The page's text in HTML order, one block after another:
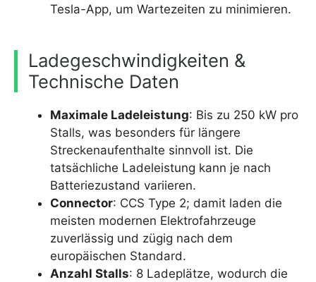
Tesla-App, um Wartezeiten zu minimieren.
Ladegeschwindigkeiten &
Technische Daten
Maximale Ladeleistung: Bis zu 250 kW pro
Stalls, was besonders für längere
Streckenaufenthalte sinnvoll ist. Die
tatsächliche Ladeleistung kann je nach
Batteriezustand variieren.
Connector: CCS Type 2; damit laden die
meisten modernen Elektrofahrzeuge
zuverlässig und zügig nach dem
europäischen Standard.
Anzahl Stalls: 8 Ladeplätze, wodurch die